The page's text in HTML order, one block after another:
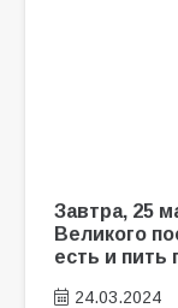
Завтра, 25
Великого
есть и пить
24.03.2024